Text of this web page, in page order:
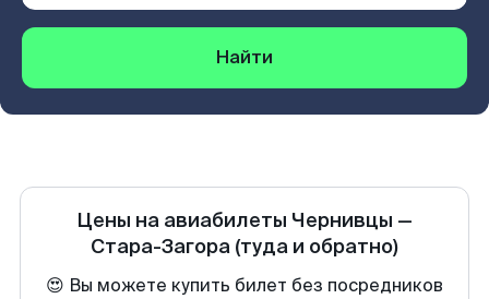
Найти
Цены на авиабилеты Чернивцы —
Стара-Загора (туда и обратно)
😍 Вы можете купить билет без посредников